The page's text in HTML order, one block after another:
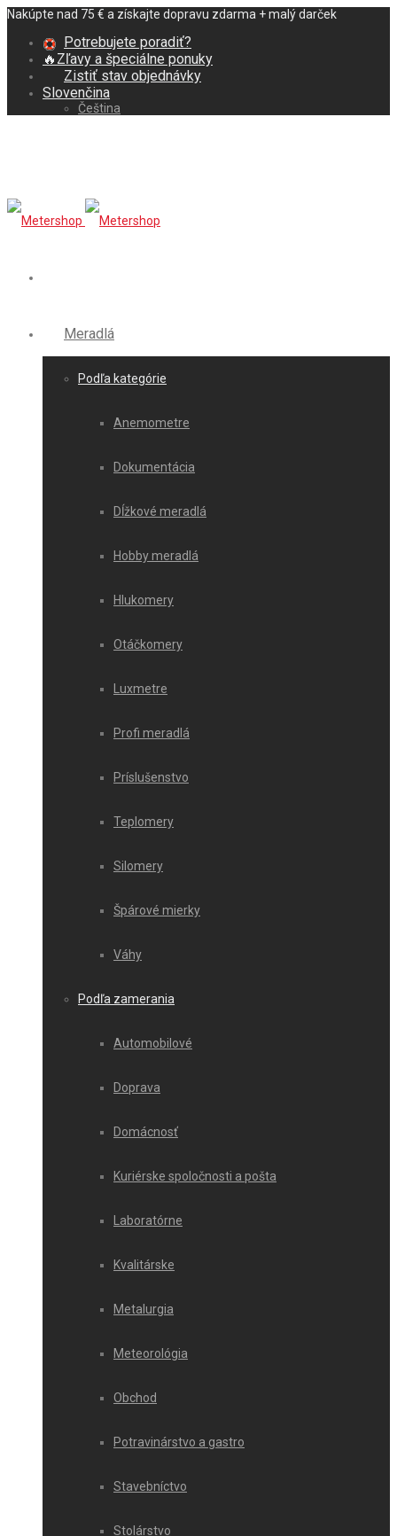
Nakúpte nad 75 € a získajte dopravu zdarma + malý darček
Potrebujete poradiť?
🔥Zľavy a špeciálne ponuky
Zistiť stav objednávky
Slovenčina
Čeština
Meradlá
Podľa kategórie
Anemometre
Dokumentácia
Dĺžkové meradlá
Hobby meradlá
Hlukomery
Otáčkomery
Luxmetre
Profi meradlá
Príslušenstvo
Teplomery
Silomery
Špárové mierky
Váhy
Podľa zamerania
Automobilové
Doprava
Domácnosť
Kuriérske spoločnosti a pošta
Laboratórne
Kvalitárske
Metalurgia
Meteorológia
Obchod
Potravinárstvo a gastro
Stavebníctvo
Stolárstvo